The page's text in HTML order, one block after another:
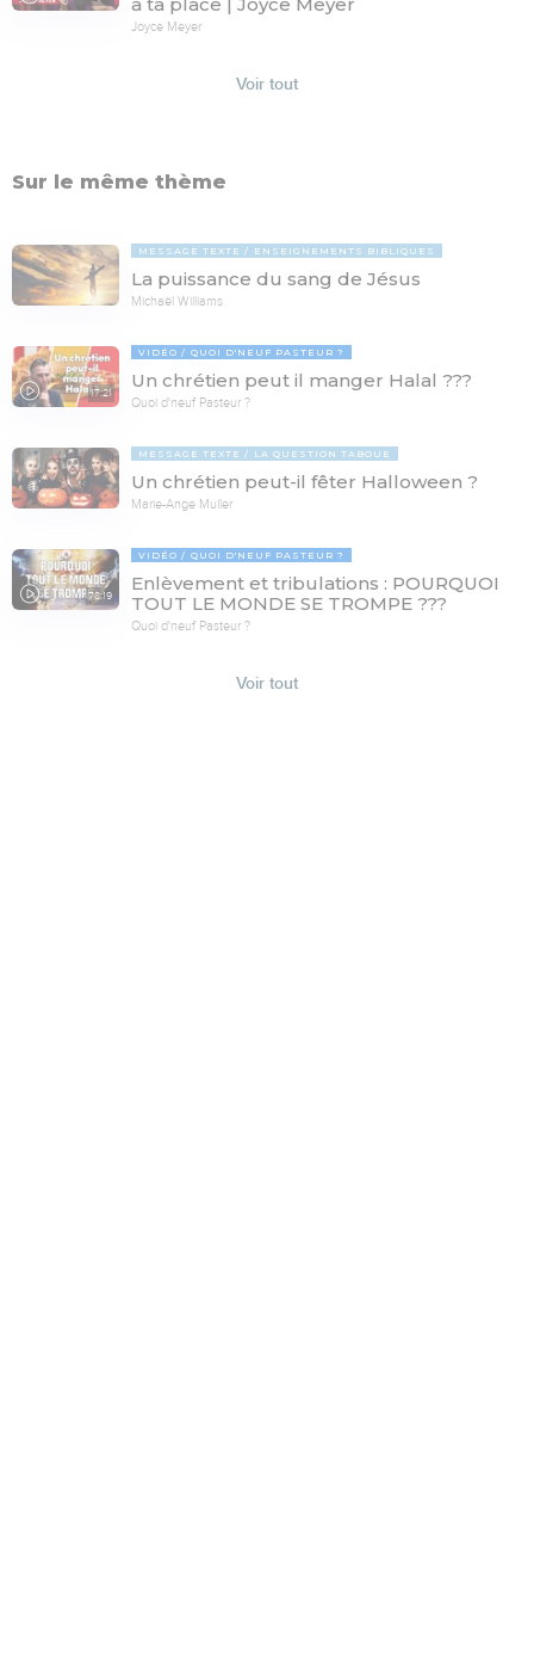
Joyce Meyer
Voir tout
Sur le même thème
MESSAGE TEXTE ENSEIGNEMENTS BIBLIQUES
La puissance du sang de Jésus
Michaël Williams
17:21
VIDÉO QUOI D'NEUF PASTEUR ?
Un chrétien peut il manger Halal ???
Quoi d'neuf Pasteur ?
MESSAGE TEXTE LA QUESTION TABOUE
Un chrétien peut-il fêter Halloween ?
Marie-Ange Muller
78:19
VIDÉO QUOI D'NEUF PASTEUR ?
Enlèvement et tribulations : POURQUOI
TOUT LE MONDE SE TROMPE ???
Quoi d'neuf Pasteur ?
Voir tout